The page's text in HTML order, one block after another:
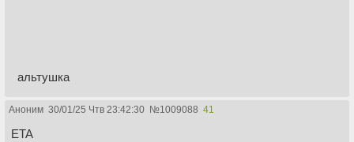
альтушка
Аноним 30/01/25 Чтв 23:42:30 №1009088 41
ETA